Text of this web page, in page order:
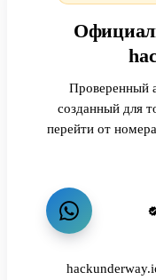
Проверенный
созданный для
перейти от